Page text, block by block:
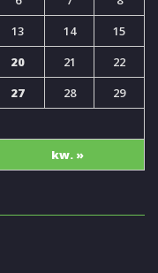
kw. »
13 14
15
20 21
22
27 28
29